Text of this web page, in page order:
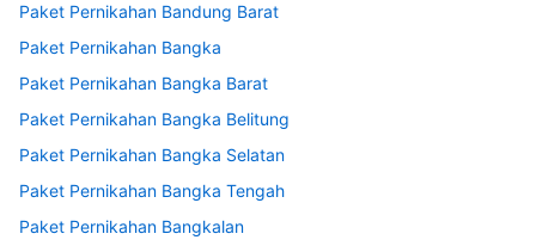
Paket Pernikahan Bandung Barat
Paket Pernikahan Bangka
Paket Pernikahan Bangka Barat
Paket Pernikahan Bangka Belitung
Paket Pernikahan Bangka Selatan
Paket Pernikahan Bangka Tengah
Paket Pernikahan Bangkalan